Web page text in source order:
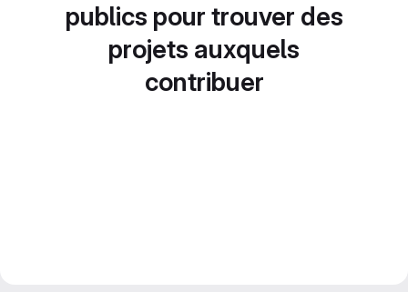
publics pour trouver des
projets auxquels
contribuer